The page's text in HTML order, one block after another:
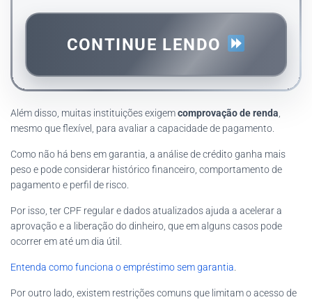
CONTINUE LENDO
Além disso, muitas instituições exigemcomprovação de renda,
mesmo que flexível, para avaliar a capacidade de pagamento.
Como não há bens em garantia, a análise de crédito ganha mais
peso e pode considerar histórico financeiro, comportamento de
pagamento e perfil de risco.
Por isso, ter CPF regular e dados atualizados ajuda a acelerar a
aprovação e a liberação do dinheiro, que em alguns casos pode
ocorrer em até um dia útil.
Entenda como funciona o empréstimo sem garantia.
Por outro lado, existem restrições comuns que limitam o acesso de